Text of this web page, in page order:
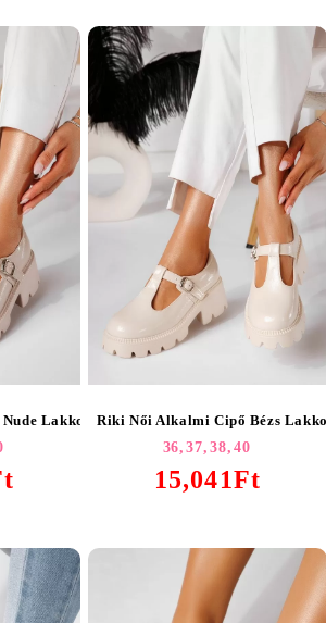
Lakkozott Ökológiai Bőrből #20963
Riki Női Alkalmi Cipő Bézs
36, 37, 38, 40
15,041Ft